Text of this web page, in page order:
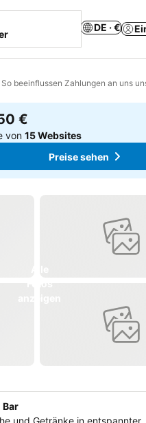
DE · €
So beeinflussen Zahlungen an uns
hinzufügen
€
von15 Websites
Preise sehen
Bar
und Getränke in entspannter